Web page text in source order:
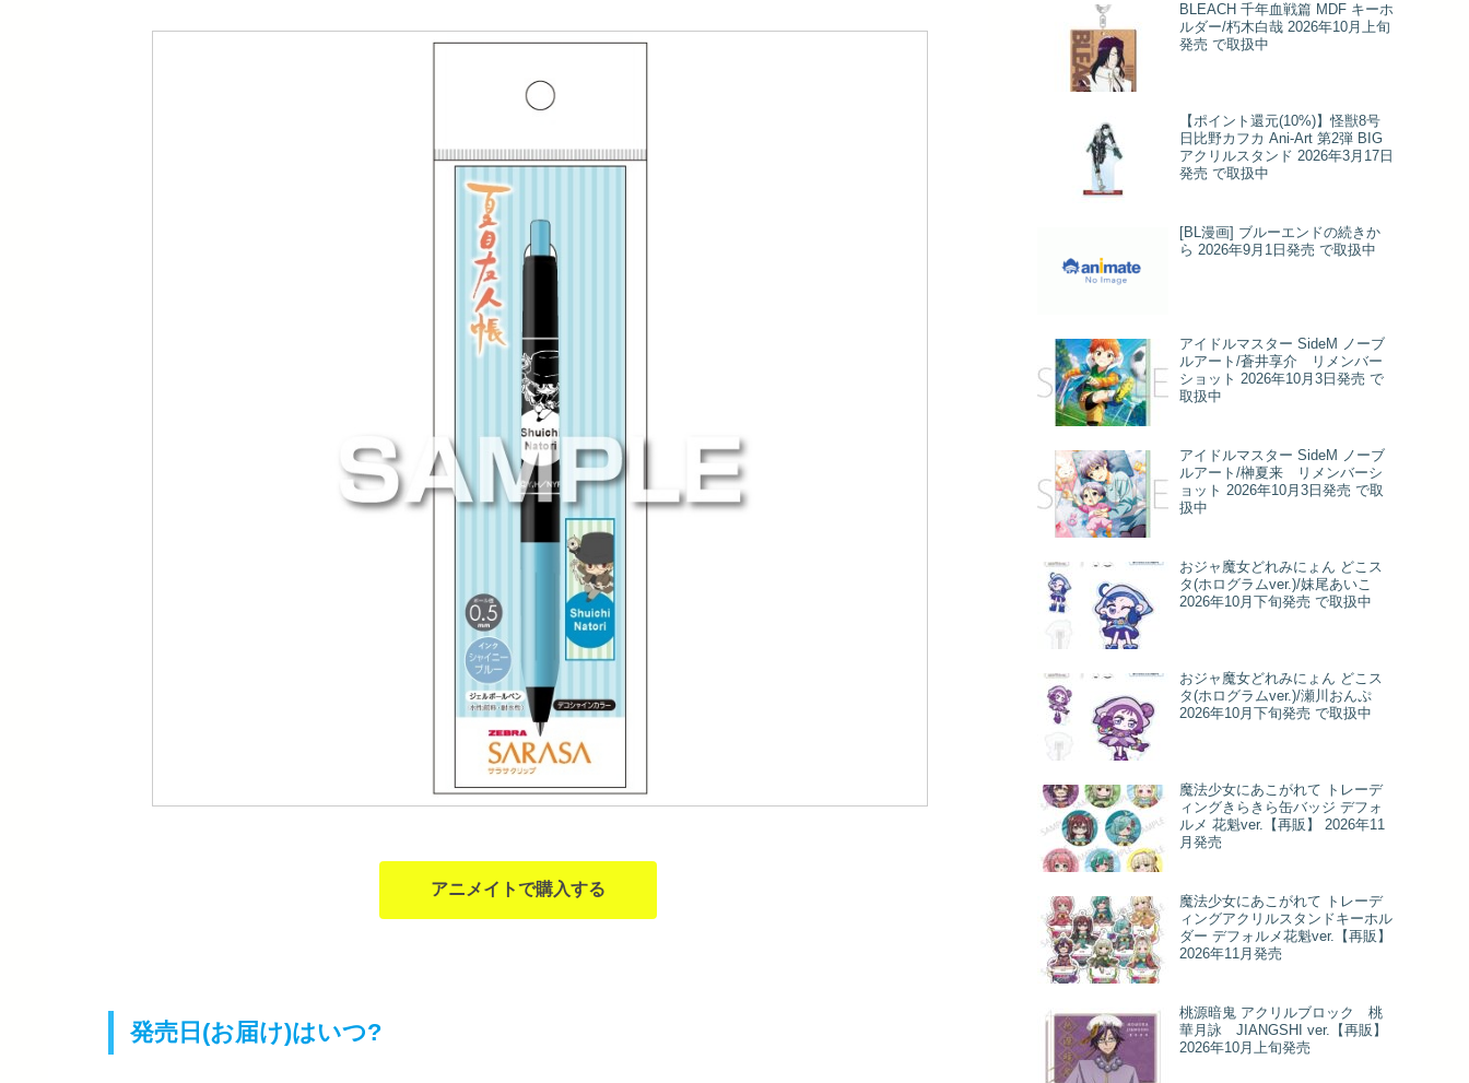
アニメイトで購入する
発売日(お届け)はいつ?
BLEACH 千年血戦篇 MDF キーホ
ルダー/朽木白哉 2026年10月上旬
発売 で取扱中
【ポイント還元(10%)】怪獣8号
日比野カフカ Ani-Art 第2弾 BIG
アクリルスタンド 2026年3月17日
発売 で取扱中
[BL漫画] ブルーエンドの続きか
ら 2026年9月1日発売 で取扱中
アイドルマスター SideM ノーブ
ルアート/蒼井享介 リメンバー
ショット 2026年10月3日発売 で
取扱中
アイドルマスター SideM ノーブ
ルアート/榊夏来 リメンバーシ
ョット 2026年10月3日発売 で取
扱中
おジャ魔女どれみにょん どこス
タ(ホログラムver.)/妹尾あいこ
2026年10月下旬発売 で取扱中
おジャ魔女どれみにょん どこス
タ(ホログラムver.)/瀬川おんぷ
2026年10月下旬発売 で取扱中
魔法少女にあこがれて トレーデ
ィングきらきら缶バッジ デフォ
ルメ 花魁ver.【再販】 2026年11
月発売
魔法少女にあこがれて トレーデ
ィングアクリルスタンドキーホル
ダー デフォルメ花魁ver.【再販】
2026年11月発売
桃源暗鬼 アクリルブロック 桃
華月詠 JIANGSHI ver.【再販】
2026年10月上旬発売